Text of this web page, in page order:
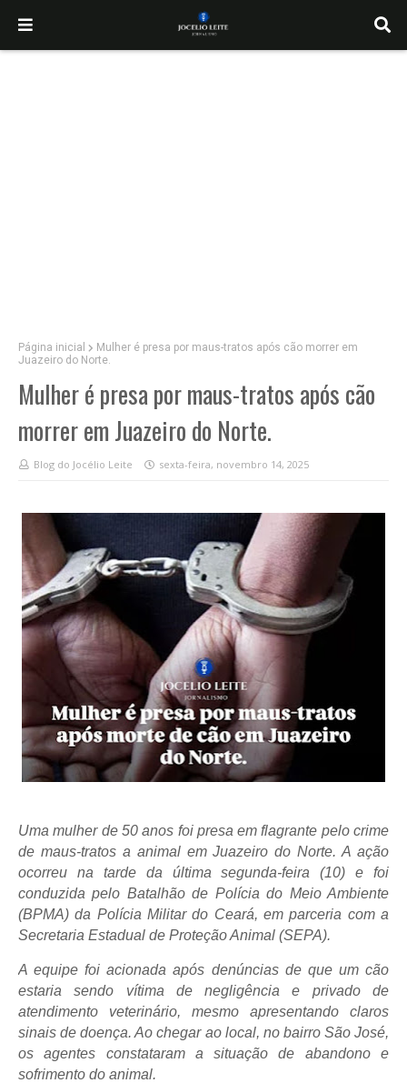
Página inicial
Mulher é presa por maus-tratos após cão morrer em
Juazeiro do Norte.
Mulher é presa por maus-tratos após cão
morrer em Juazeiro do Norte.
Blog do Jocélio Leite sexta-feira, novembro 14, 2025
Uma mulher de 50 anos foi presa em flagrante pelo crime
de maus-tratos a animal em Juazeiro do Norte. A ação
ocorreu na tarde da última segunda-feira (10) e foi
conduzida pelo Batalhão de Polícia do Meio Ambiente
(BPMA) da Polícia Militar do Ceará, em parceria com a
Secretaria Estadual de Proteção Animal (SEPA).
A equipe foi acionada após denúncias de que um cão
estaria sendo vítima de negligência e privado de
atendimento veterinário, mesmo apresentando claros
sinais de doença. Ao chegar ao local, no bairro São José,
os agentes constataram a situação de abandono e
sofrimento do animal.